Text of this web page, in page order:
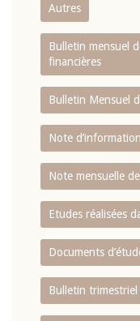
Autres
Bulletin mensuel
financières
Bulletin Mensuel
Note d’information
Note mensuelle
Etudes réalisées
Documents
Bulletin